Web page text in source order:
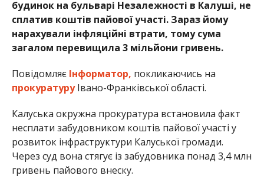
будинок на бульварі Незалежності в Калуші, не
сплатив коштів пайової участі. Зараз йому
нарахували інфляційні втрати, тому сума
загалом перевищила 3 мільйони гривень.
ПовідомляєІнформатор, покликаючись на
прокуратуруІвано-Франківської області.
Калуська окружна прокуратура встановила факт
несплати забудовником коштів пайової участі у
розвиток інфраструктури Калуської громади.
Через суд вона стягує із забудовника понад 3,4 млн
гривень пайового внеску.